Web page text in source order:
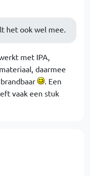
het ook wel mee.
met IPA,
daarmee
. Een
vaak een stuk